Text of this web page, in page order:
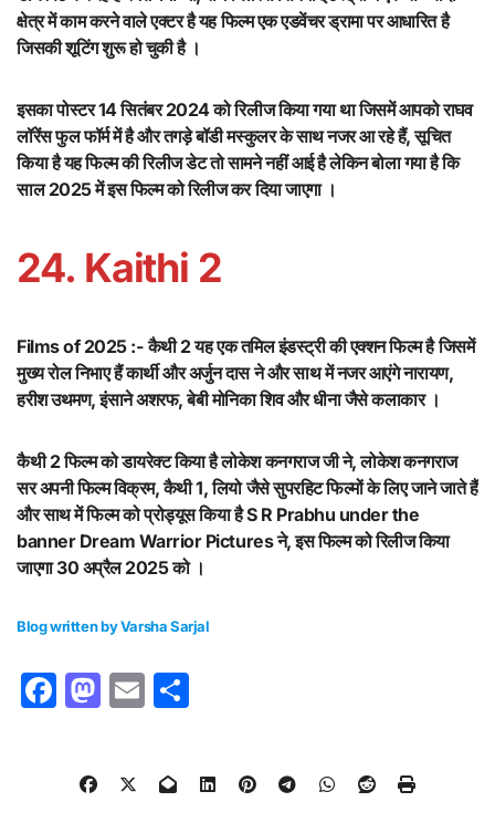
क्षेत्र में काम करने वाले एक्टर है यह फिल्म एक एडवेंचर ड्रामा पर आधारित है
जिसकी शूटिंग शुरू हो चुकी है ।
इसका पोस्टर 14 सितंबर 2024 को रिलीज किया गया था जिसमें आपको राघव
लॉरेंस फुल फॉर्म में है और तगड़े बॉडी मस्कुलर के साथ नजर आ रहे हैं, सूचित
किया है यह फिल्म की रिलीज डेट तो सामने नहीं आई है लेकिन बोला गया है कि
साल 2025 में इस फिल्म को रिलीज कर दिया जाएगा ।
24. Kaithi 2
Films of 2025 :- कैथी 2 यह एक तमिल इंडस्ट्री की एक्शन फिल्म है जिसमें
मुख्य रोल निभाए हैं कार्थी और अर्जुन दास ने और साथ में नजर आएंगे नारायण,
हरीश उथमण, इंसाने अशरफ, बेबी मोनिका शिव और धीना जैसे कलाकार ।
कैथी 2 फिल्म को डायरेक्ट किया है लोकेश कनगराज जी ने, लोकेश कनगराज
सर अपनी फिल्म विक्रम, कैथी 1, लियो जैसे सुपरहिट फिल्मों के लिए जाने जाते हैं
और साथ में फिल्म को प्रोड्यूस किया है S R Prabhu under the
banner Dream Warrior Pictures ने, इस फिल्म को रिलीज किया
जाएगा 30 अप्रैल 2025 को ।
Blog written by Varsha Sarjal
Facebook
Mastodon
Email